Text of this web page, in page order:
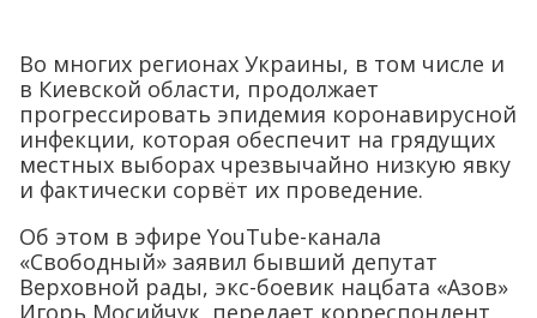
Во многих регионах Украины, в том числе и
в Киевской области, продолжает
прогрессировать эпидемия коронавирусной
инфекции, которая обеспечит на грядущих
местных выборах чрезвычайно низкую явку
и фактически сорвёт их проведение.
Об этом в эфире YouTube-канала
«Свободный» заявил бывший депутат
Верховной рады, экс-боевик нацбата «Азов»
Игорь Мосийчук, передает корреспондент